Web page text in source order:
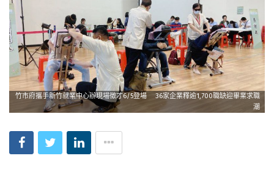
竹市府攜手新竹就業中心辦現場徵才6/5登場 36家企業釋逾1,700職缺迎畢業求職
潮